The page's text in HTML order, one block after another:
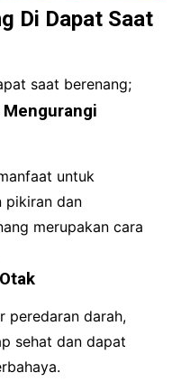
Di Dapat Saat
saat berenang;
untuk
pikiran dan
merupakan cara
peredaran darah,
sehat dan dapat